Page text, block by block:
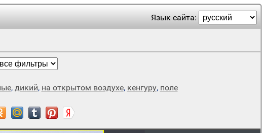
Язык сайта:
, дикий, на открытом воздухе, кенгуру, поле